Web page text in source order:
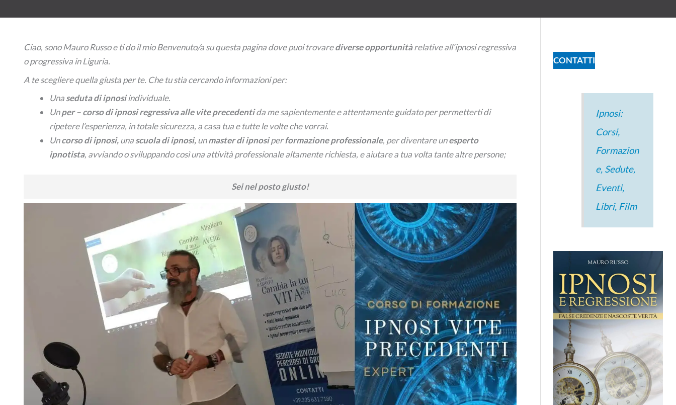
Ciao, sono Mauro Russo e ti do il mio Benvenuto/a su questa pagina dove puoi trovarediverse opportunitàrelative all’ipnosi regressiva
o progressiva in Liguria.
A te scegliere quella giusta per te. Che tu stia cercando informazioni per:
Unaseduta di ipnosiindividuale.
Unper –corso di ipnosi regressiva alle vite precedentida me sapientemente e attentamente guidato per permetterti di
ripetere l’esperienza, in totale sicurezza, a casa tua e tutte le volte che vorrai.
Uncorso di ipnosi,unascuola di ipnosi,unmaster di ipnosiperformazione professionale, per diventare unesperto
ipnotista, avviando o sviluppando così una attività professionale altamente richiesta, e aiutare a tua volta tante altre persone;
Sei nel posto giusto!
CONTATTI
Ipnosi:
Corsi,
Formazion
e, Sedute,
Eventi,
Libri, Film